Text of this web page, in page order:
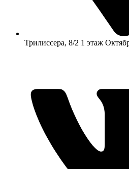
​Трилиссера, 8/2​ 1 этаж​